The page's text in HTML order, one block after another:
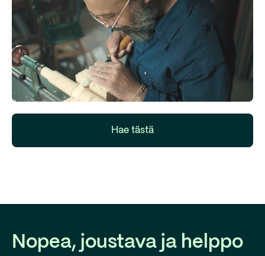
Hae tästä
Nopea, joustava ja helppo